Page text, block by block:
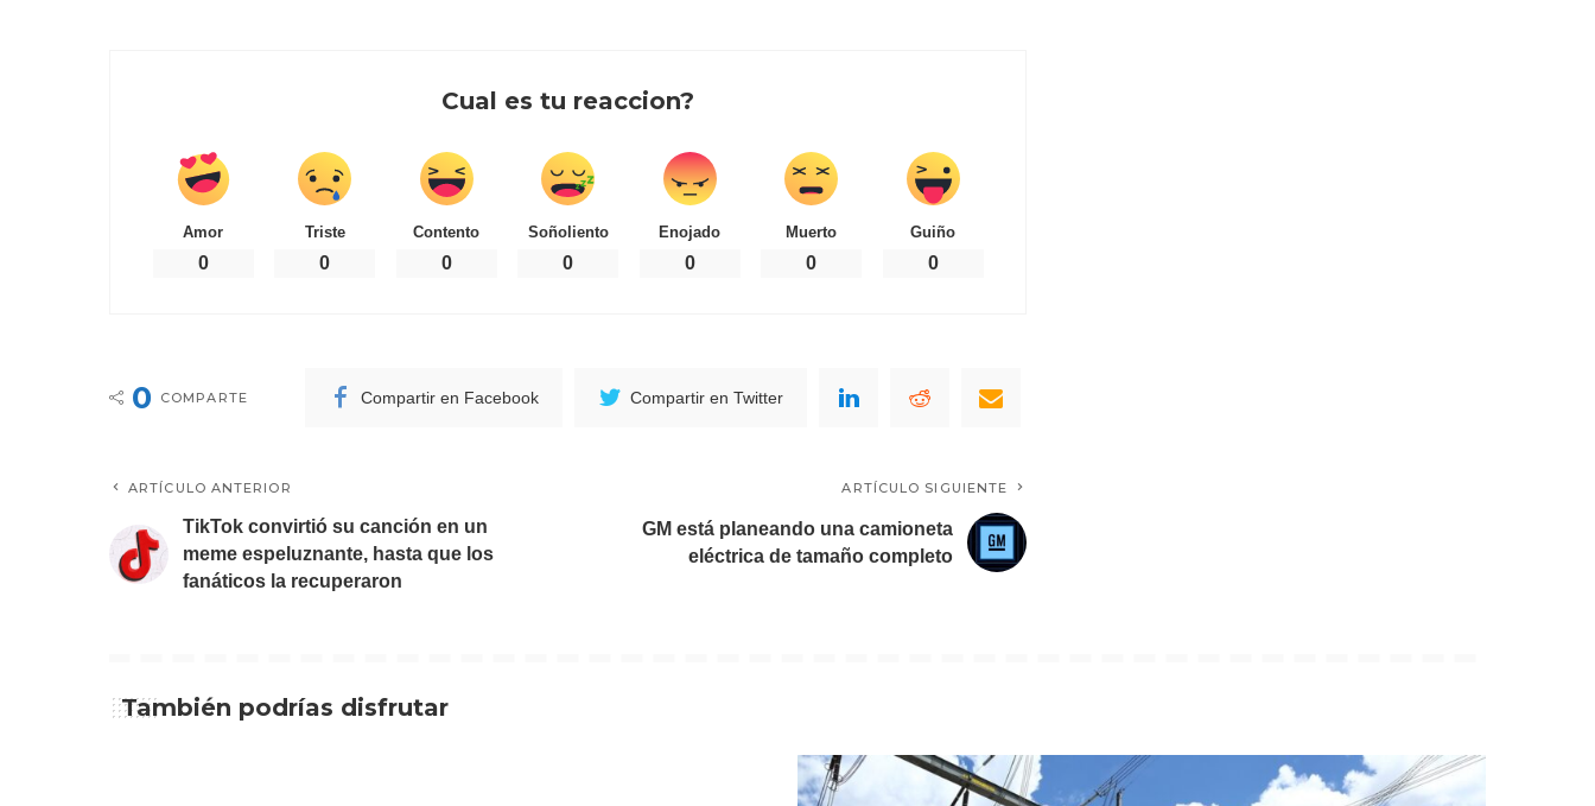
Cual es tu reaccion?
Amor
0
Triste
0
Contento
0
Soñoliento
0
Enojado
0
Muerto
0
Guiño
0
0 COMPARTE Compartir en Facebook Compartir en Twitter
ARTÍCULO ANTERIOR
TikTok convirtió su canción en un
meme espeluznante, hasta que los
fanáticos la recuperaron
ARTÍCULO SIGUIENTE
GM está planeando una camioneta
eléctrica de tamaño completo
También podrías disfrutar